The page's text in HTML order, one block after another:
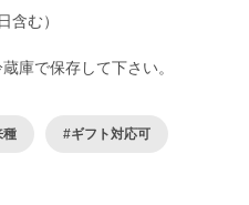
含む）
庫で保存して下さい。
種 #ギフト対応可